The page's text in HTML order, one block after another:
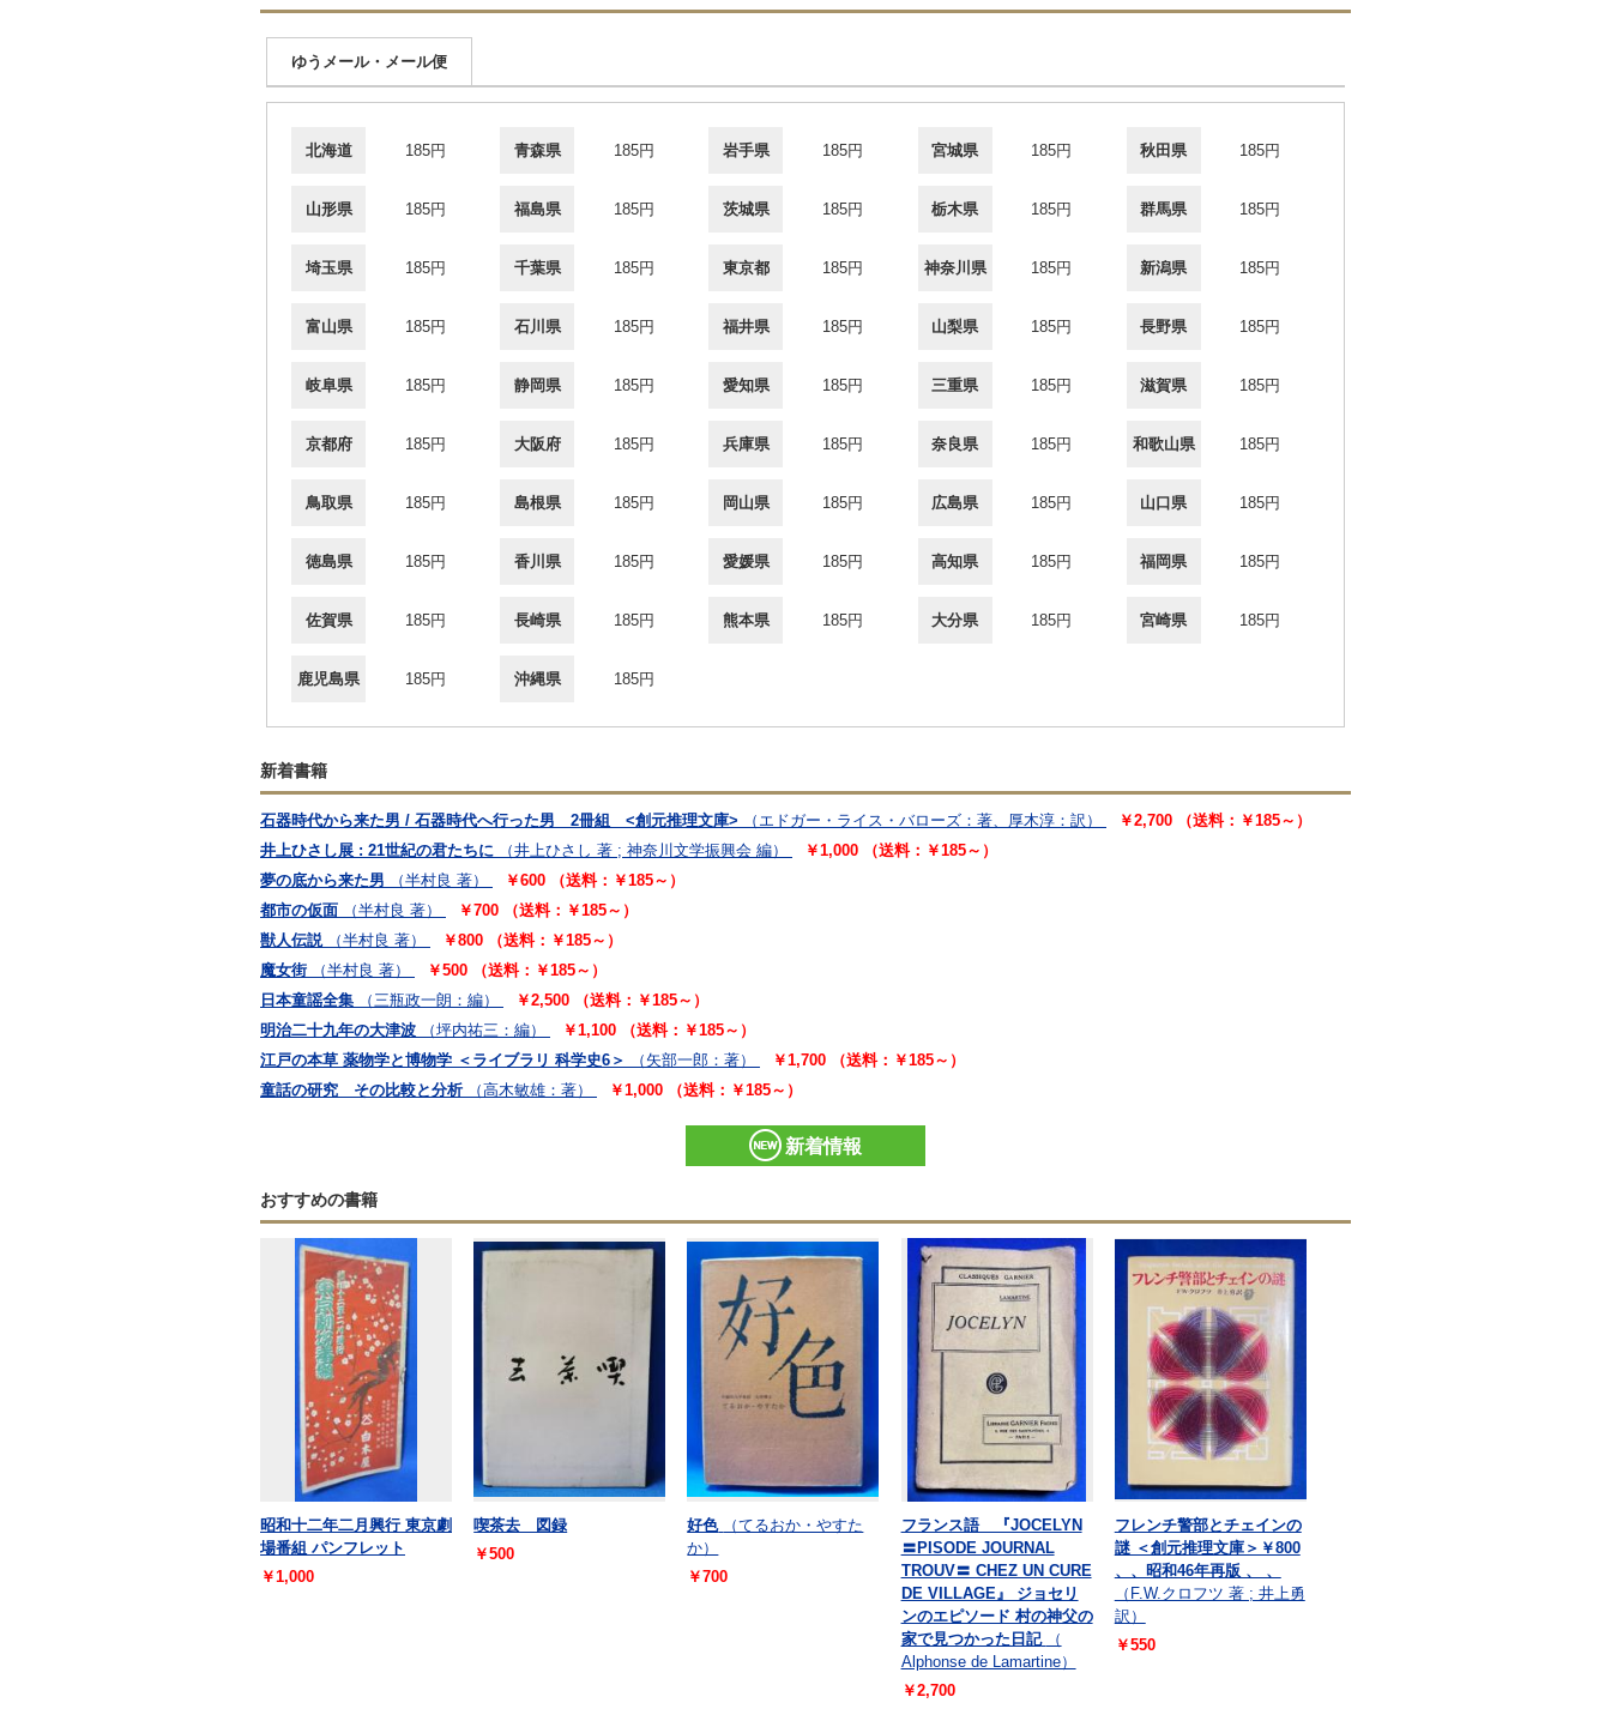
ゆうメール・メール便
北海道 185円 青森県 185円 岩手県 185円 宮城県 185円 秋田県 185円
山形県 185円 福島県 185円 茨城県 185円 栃木県 185円 群馬県 185円
埼玉県 185円 千葉県 185円 東京都 185円 神奈川県 185円 新潟県 185円
富山県 185円 石川県 185円 福井県 185円 山梨県 185円 長野県 185円
岐阜県 185円 静岡県 185円 愛知県 185円 三重県 185円 滋賀県 185円
京都府 185円 大阪府 185円 兵庫県 185円 奈良県 185円 和歌山県 185円
鳥取県 185円 島根県 185円 岡山県 185円 広島県 185円 山口県 185円
徳島県 185円 香川県 185円 愛媛県 185円 高知県 185円 福岡県 185円
佐賀県 185円 長崎県 185円 熊本県 185円 大分県 185円 宮崎県 185円
鹿児島県 185円 沖縄県 185円
新着書籍
石器時代から来た男 / 石器時代へ行った男 2冊組 <創元推理文庫> （エドガー・ライス・バローズ：著、厚木淳：訳）
￥2,700 （送料：￥185～）
井上ひさし展 : 21世紀の君たちに
（井上ひさし 著 ; 神奈川文学振興会 編）
￥1,000 （送料：￥185～）
夢の底から来た男
（半村良 著）
￥600 （送料：￥185～）
都市の仮面
（半村良 著）
￥700 （送料：￥185～）
獣人伝説
（半村良 著）
￥800 （送料：￥185～）
魔女街
（半村良 著）
￥500 （送料：￥185～）
日本童謡全集
（三瓶政一朗：編）
￥2,500 （送料：￥185～）
明治二十九年の大津波
（坪内祐三：編）
￥1,100 （送料：￥185～）
江戸の本草 薬物学と博物学 ＜ライブラリ 科学史6＞
（矢部一郎：著）
￥1,700 （送料：￥185～）
童話の研究 その比較と分析
（高木敏雄：著） ￥1,000 （送料：￥185～）
新着情報
おすすめの書籍
昭和十二年二月興行 東京劇
場番組 パンフレット
￥1,000
喫茶去 図録
￥500
好色
（てるおか・やすた
か）
￥700
フランス語 『JOCELYN
〓PISODE JOURNAL
TROUV〓 CHEZ UN CURE
DE VILLAGE』 ジョセリ
ンのエピソード 村の神父の
家で見つかった日記
（
Alphonse de Lamartine）
￥2,700
フレンチ警部とチェインの
謎 ＜創元推理文庫＞￥800
、、昭和46年再版 、 、
（F.W.クロフツ 著 ; 井上勇
訳）
￥550